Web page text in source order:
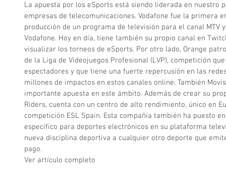
La apuesta por los eSports está siendo liderada en nuestro
empresas de telecomunicaciones. Vodafone fue la primera
producción de un programa de televisión para el canal MTV
Vodafone. Hoy en día, tiene también su propio canal en
visualizar los torneos de eSports. Por otro lado, Orange
de la Liga de Videojuegos Profesional (LVP), competición
espectadores y que tiene una fuerte repercusión en las
millones de impactos en estos canales online. También
importante apuesta en este ámbito. Además de crear su
Riders, cuenta con un centro de alto rendimiento, único en
competición ESL Spain. Esta compañía también ha puesto
específico para deportes electrónicos en su plataforma
nueva disciplina deportiva a cualquier otro deporte que
pago.
Ver artículo completo